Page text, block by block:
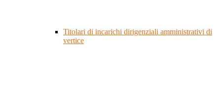
Titolari di incarichi dirigenziali amministrativi di
vertice